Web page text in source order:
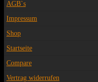
AGB`s
Impressum
Shop
Startseite
Compare
Vertrag widerrufen